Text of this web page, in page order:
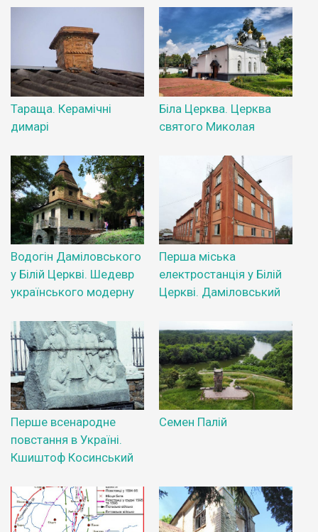
Тараща. Керамічні
димарі
Біла Церква. Церква
святого Миколая
Водогін Даміловського
у Білій Церкві. Шедевр
українського модерну
Перша міська
електростанція у Білій
Церкві. Даміловський
Перше всенародне
повстання в Україні.
Кшиштоф Косинський
Семен Палій